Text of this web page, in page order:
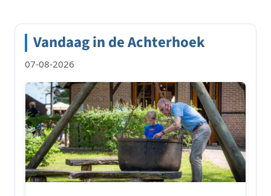
Vandaag in de Achterhoek
07-08-2026